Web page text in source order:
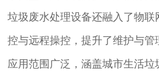
垃圾废水处理设备还融入了物联
控与远程操控，提升了维护与
应用范围广泛，涵盖城市生活垃